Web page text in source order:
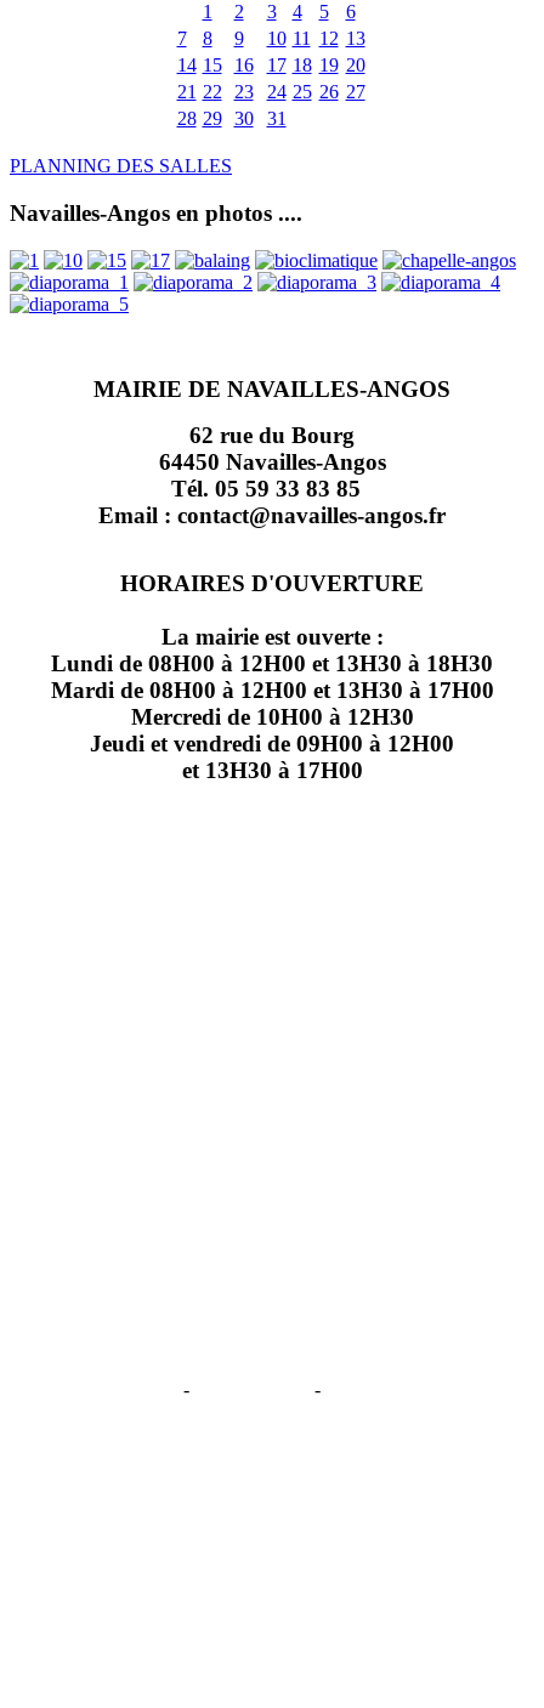
1
2 3 4 5
6
7
8 9 10 11 12 13
14 15 16 17 18 19 20
21 22 23 24 25 26 27
28 29 30 31
PLANNING DES SALLES
Navailles-Angos en photos ....
MAIRIE DE NAVAILLES-ANGOS
62 rue du Bourg
64450 Navailles-Angos
Tél. 05 59 33 83 85
Email : contact@navailles-angos.fr
HORAIRES D'OUVERTURE
La mairie est ouverte :
Lundi de 08H00 à 12H00 et 13H30 à 18H30
Mardi de 08H00 à 12H00 et 13H30 à 17H00
Mercredi de 10H00 à 12H30
Jeudi et vendredi de 09H00 à 12H00
et 13H30 à 17H00
- -